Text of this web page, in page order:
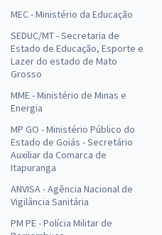
MEC - Ministério da Educação
SEDUC/MT - Secretaria de
Estado de Educação, Esporte e
Lazer do estado de Mato
Grosso
MME - Ministério de Minas e
Energia
MP GO - Ministério Público do
Estado de Goiás - Secretário
Auxiliar da Comarca de
Itapuranga
ANVISA - Agência Nacional de
Vigilância Sanitária
PM PE - Polícia Militar de